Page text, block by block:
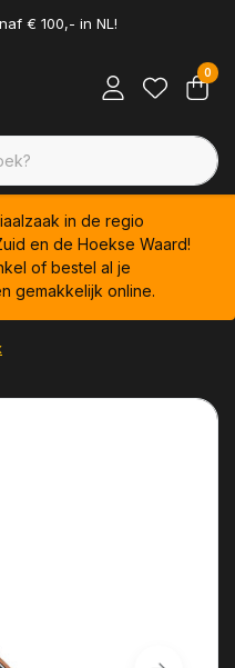
€ 100,- in NL!
0
in de regio
en de Hoekse Waard!
of bestel al je
gemakkelijk online.